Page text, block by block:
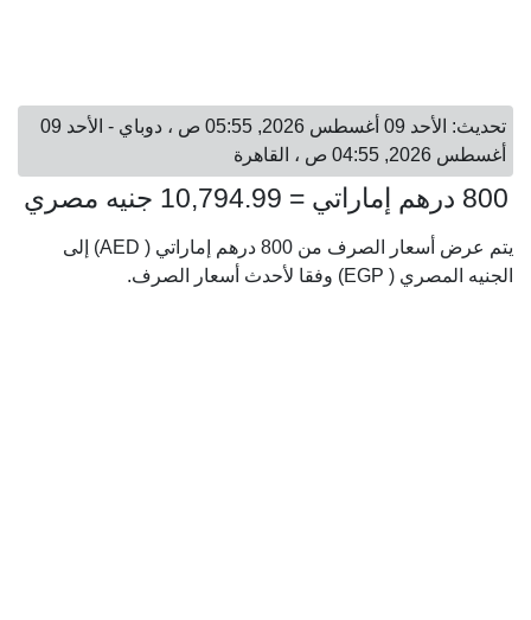
تحديث: الأحد 09 أغسطس 2026, 05:55 ص ، دوباي - الأحد 09
أغسطس 2026, 04:55 ص ، القاهرة
800 درهم إماراتي = 10,794.99 جنيه مصري
يتم عرض أسعار الصرف من 800 درهم إماراتي ( AED) إلى
الجنيه المصري ( EGP) وفقا لأحدث أسعار الصرف.